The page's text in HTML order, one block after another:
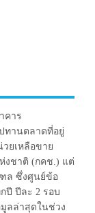
าร
ทานตลาดที่อยู่
ยเหลือขาย
งชาติ (กคช.) แต่
ล ซึ่งศูนย์ข้อ
ปี ปีละ 2 รอบ
ลล่าสุดในช่วง